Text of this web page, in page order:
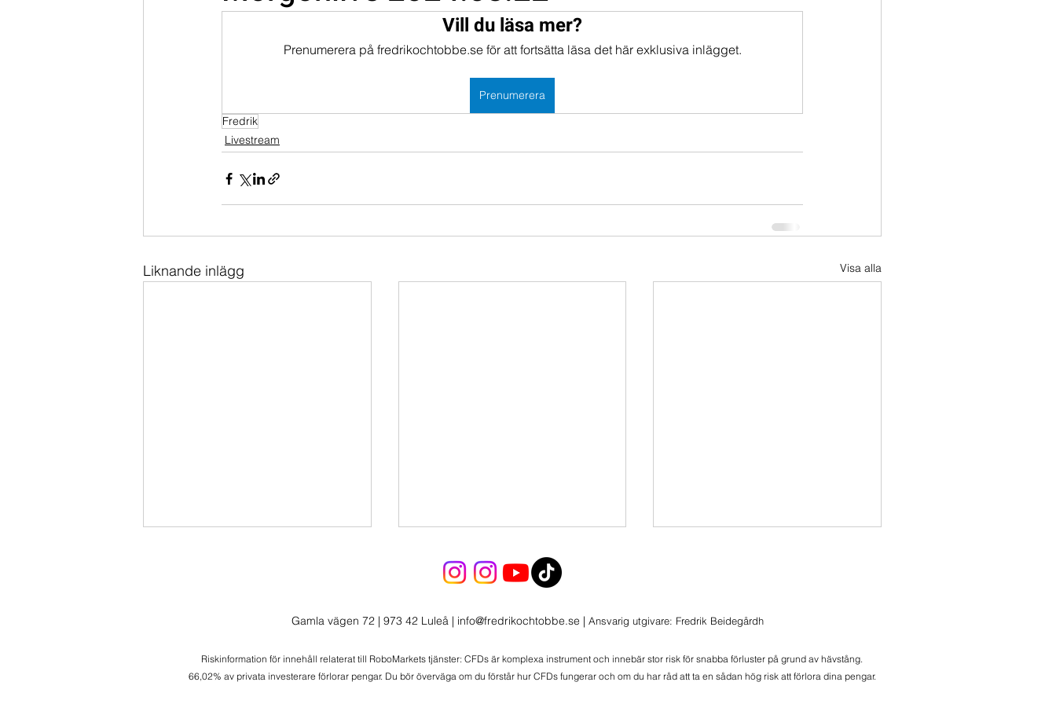
Portföljer
Vill du läsa mer?
Prenumerera på fredrikochtobbe.se för att fortsätta läsa det här exklusiva inlägget.
Prenumerera
Fredrik
Livestream
Liknande inlägg Visa alla
Morgonlive 2026-08-05
Morgonlive 2026-08-04
Marknadsöversikt:
Geopolitiska Risker Starka
Den senaste handelsperioden
har präglats av kraftiga rörelser,
Morgonlive 2026-07-28
Gamla vägen 72 | 973 42 Luleå | info@fredrikochtobbe.se | Ansvarig utgivare: Fredrik Beidegårdh
Riskinformation för innehåll relaterat till RoboMarkets tjänster: CFDs är komplexa instrument och innebär stor risk för snabba förluster på grund av hävstång.
66,02% av privata investerare förlorar pengar. Du bör överväga om du förstår hur CFDs fungerar och om du har råd att ta en sådan hög risk att förlora dina pengar.